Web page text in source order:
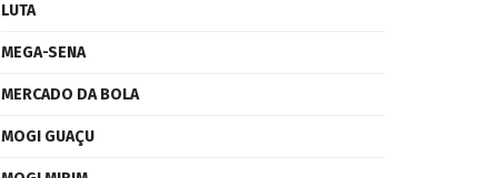
LUTA
MEGA-SENA
MERCADO DA BOLA
MOGI GUAÇU